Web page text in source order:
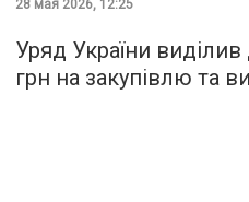
28 мая 2026, 12:25
Уряд України
грн на закупівлю та